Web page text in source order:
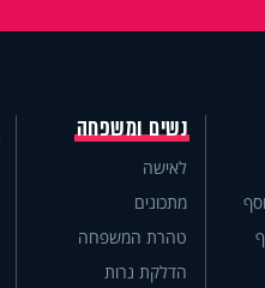
נשים ומשפחה
לאישה
מתכונים
טהרת המשפחה
הדלקת נרות